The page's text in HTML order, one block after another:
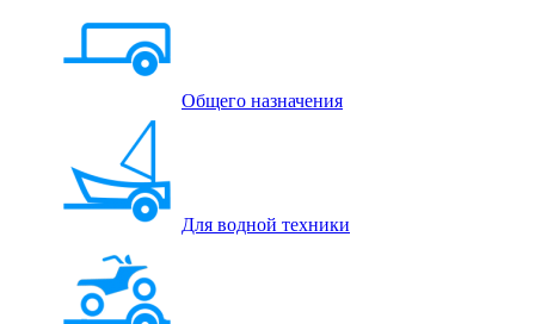
Общего назначения
Для водной техники